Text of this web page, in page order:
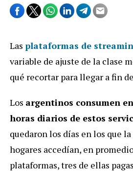
Las plataformas de
variable de ajuste de la clase
qué recortar para llegar a fin
Los argentinos consumen
horas diarios de estos
quedaron los días en los que
hogares accedían, en
plataformas, tres de ellas